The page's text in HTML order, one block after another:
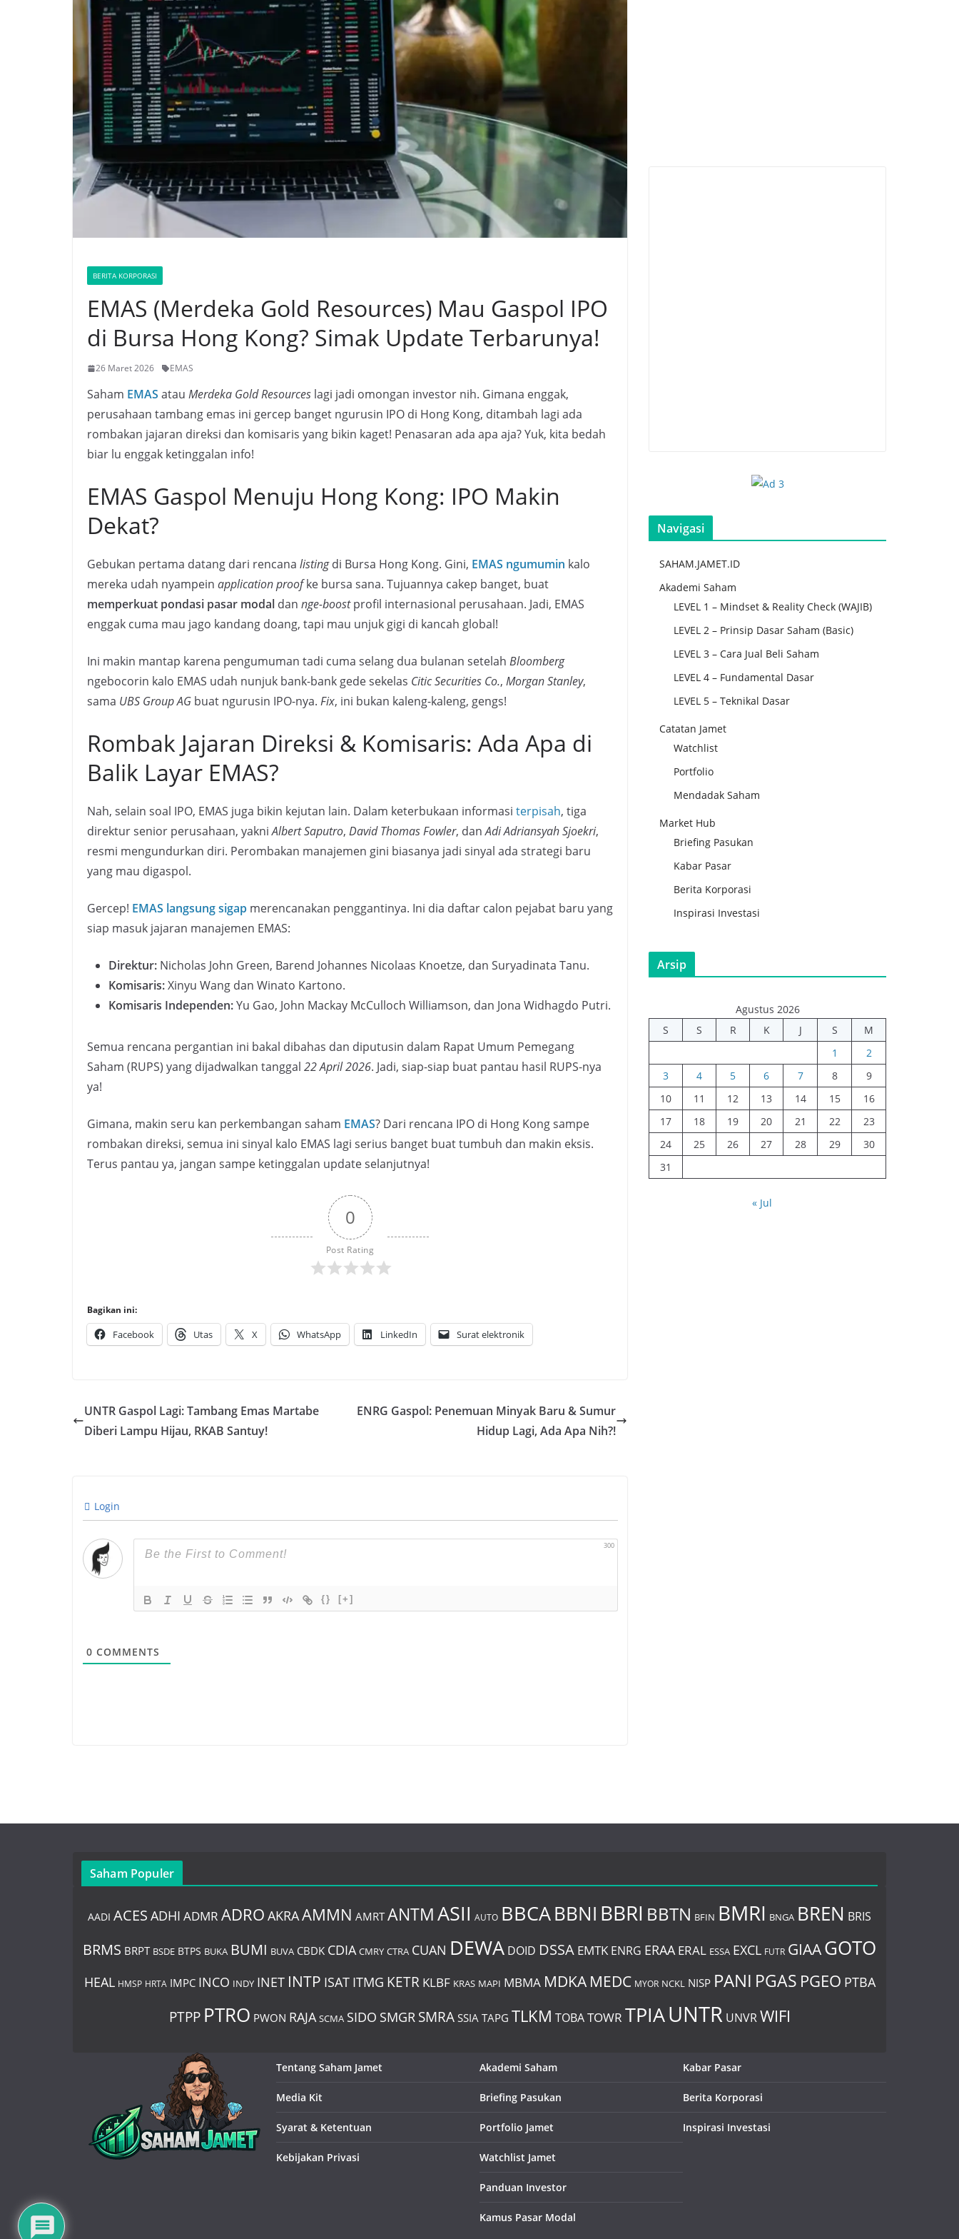
BERITA KORPORASI
EMAS (Merdeka Gold Resources) Mau Gaspol IPO
di Bursa Hong Kong? Simak Update Terbarunya!
26 Maret 2026 EMAS
Saham EMAS atau Merdeka Gold Resources lagi jadi omongan investor nih. Gimana enggak,
perusahaan tambang emas ini gercep banget ngurusin IPO di Hong Kong, ditambah lagi ada
rombakan jajaran direksi dan komisaris yang bikin kaget! Penasaran ada apa aja? Yuk, kita bedah
biar lu enggak ketinggalan info!
EMAS Gaspol Menuju Hong Kong: IPO Makin
Dekat?
Gebukan pertama datang dari rencana listingdi Bursa Hong Kong. Gini, EMAS ngumumin kalo
mereka udah nyampein application proofke bursa sana. Tujuannya cakep banget, buat
memperkuat pondasi pasar modal dan nge-boostprofil internasional perusahaan. Jadi, EMAS
enggak cuma mau jago kandang doang, tapi mau unjuk gigi di kancah global!
Ini makin mantap karena pengumuman tadi cuma selang dua bulanan setelah Bloomberg
ngebocorin kalo EMAS udah nunjuk bank-bank gede sekelas Citic Securities Co., Morgan Stanley,
sama UBS Group AG buat ngurusin IPO-nya. Fix, ini bukan kaleng-kaleng, gengs!
Rombak Jajaran Direksi & Komisaris: Ada Apa di
Balik Layar EMAS?
Nah, selain soal IPO, EMAS juga bikin kejutan lain. Dalam keterbukaan informasi terpisah, tiga
direktur senior perusahaan, yakniAlbert Saputro, David Thomas Fowler, danAdi Adriansyah Sjoekri,
resmi mengundurkan diri. Perombakan manajemen gini biasanya jadi sinyal ada strategi baru
yang mau digaspol.
Gercep! EMAS langsung sigap merencanakan penggantinya. Ini dia daftar calon pejabat baru yang
siap masuk jajaran manajemen EMAS:
Direktur: Nicholas John Green, Barend Johannes Nicolaas Knoetze, dan Suryadinata Tanu.
Komisaris:Xinyu Wang dan Winato Kartono.
Komisaris Independen:Yu Gao, John Mackay McCulloch Williamson, dan Jona Widhagdo Putri.
Semua rencana pergantian ini bakal dibahas dan diputusin dalam Rapat Umum Pemegang
Saham (RUPS) yang dijadwalkan tanggal 22 April 2026. Jadi, siap-siap buat pantau hasil RUPS-nya
ya!
Gimana, makin seru kan perkembangan saham EMAS? Dari rencana IPO di Hong Kong sampe
rombakan direksi, semua ini sinyal kalo EMAS lagi serius banget buat tumbuh dan makin eksis.
Terus pantau ya, jangan sampe ketinggalan update selanjutnya!
0
Post Rating
Bagikan ini:
Facebook Utas X WhatsApp LinkedIn Surat elektronik
UNTR Gaspol Lagi: Tambang Emas Martabe
Diberi Lampu Hijau, RKAB Santuy!
ENRG Gaspol: Penemuan Minyak Baru & Sumur
Hidup Lagi, Ada Apa Nih?!
Login
300
{} [+]
0 COMMENTS
Navigasi
SAHAM.JAMET.ID
Akademi Saham
LEVEL 1 – Mindset & Reality Check (WAJIB)
LEVEL 2 – Prinsip Dasar Saham (Basic)
LEVEL 3 – Cara Jual Beli Saham
LEVEL 4 – Fundamental Dasar
LEVEL 5 – Teknikal Dasar
Catatan Jamet
Watchlist
Portfolio
Mendadak Saham
Market Hub
Briefing Pasukan
Kabar Pasar
Berita Korporasi
Inspirasi Investasi
Arsip
Agustus 2026
S
S R K J S
M
1
2
3
4 5 6 7 8
9
10
11 12 13 14 15
16
17
18 19 20 21 22
23
24
25 26 27 28 29
30
31
« Jul
Saham Populer
AADI ACES ADHI ADMR ADRO AKRAAMMN AMRT ANTMASII AUTO BBCABBNI BBRI BBTN BFIN BMRI BNGA BREN BRIS
BRMS BRPT BSDE BTPS BUKA BUMI BUVA CBDK CDIA CMRY CTRA CUAN DEWA DOID DSSA EMTK ENRG ERAA ERAL ESSA EXCL FUTR GIAAGOTO
HEAL HMSP HRTA IMPC INCO INDY INET INTP ISAT ITMG KETR KLBF KRAS MAPI MBMA MDKA MEDC MYOR NCKL NISP PANI PGAS PGEO PTBA
PTPP PTRO PWON RAJA SCMA SIDO SMGR SMRA SSIA TAPG TLKM TOBA TOWR TPIAUNTR UNVR WIFI
Tentang Saham Jamet
Media Kit
Syarat & Ketentuan
Kebijakan Privasi
Akademi Saham
Briefing Pasukan
Portfolio Jamet
Watchlist Jamet
Panduan Investor
Kamus Pasar Modal
Kabar Pasar
Berita Korporasi
Inspirasi Investasi